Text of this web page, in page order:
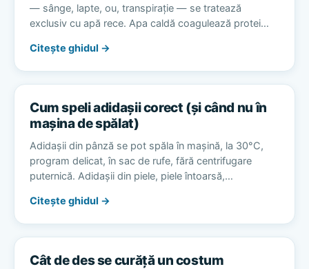
— sânge, lapte, ou, transpirație — se tratează
exclusiv cu apă rece. Apa caldă coagulează protei…
Citește ghidul →
Cum speli adidașii corect (și când nu în
mașina de spălat)
Adidașii din pânză se pot spăla în mașină, la 30°C,
program delicat, în sac de rufe, fără centrifugare
puternică. Adidașii din piele, piele întoarsă,…
Citește ghidul →
Cât de des se curăță un costum